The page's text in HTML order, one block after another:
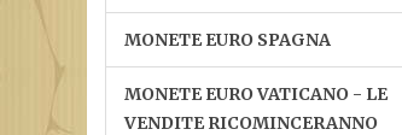
MONETE EURO SPAGNA
MONETE EURO VATICANO - LE
VENDITE RICOMINCERANNO